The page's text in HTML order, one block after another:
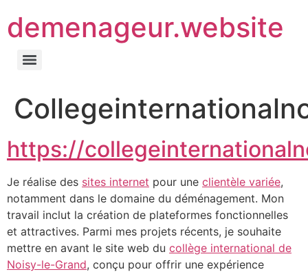
demenageur.website
https://
Je réalise des sites internet pour une clientèle variée,
notamment dans le domaine du déménagement. Mon
travail inclut la création de plateformes fonctionnelles
et attractives. Parmi mes projets récents, je souhaite
mettre en avant le site web du collège international de
Noisy-le-Grand, conçu pour offrir une expérience